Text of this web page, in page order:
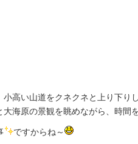
小高い山道をクネクネと上り下り
海原の景観を眺めながら、時間
ですからね～